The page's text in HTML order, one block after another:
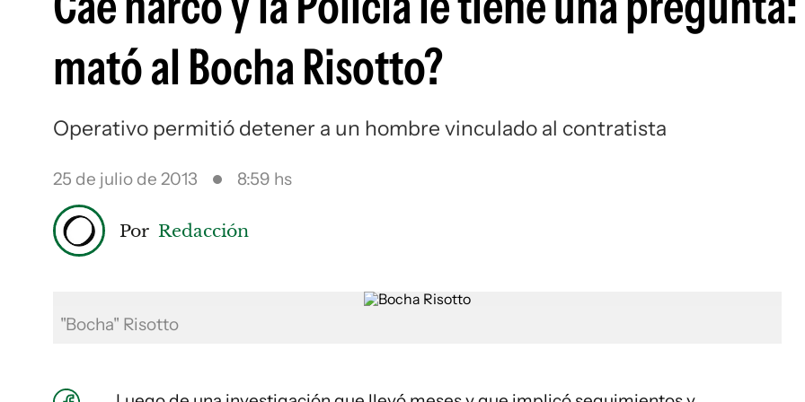
mató al Bocha Risotto?
Operativo permitió detener a un hombre vinculado al contratista
25 de julio de 2013 8:59 hs
Por Redacción
"Bocha" Risotto